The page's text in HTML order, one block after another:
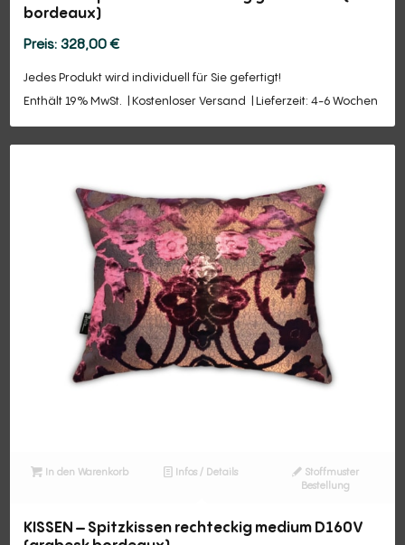
bordeaux)
328,00€
Jedes Produkt wird individuell für Sie gefertigt!
Enthält 19% MwSt.
Kostenloser Versand Lieferzeit: 4-6 Wochen
In den Warenkorb Infos / Details
Stoffmuster
Bestellung
KISSEN – Spitzkissen rechteckig medium D160V